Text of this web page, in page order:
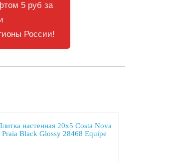
5 руб за
России!
настенная 20x5 Costa Nova
Praia Black Glossy 28468 Equipe